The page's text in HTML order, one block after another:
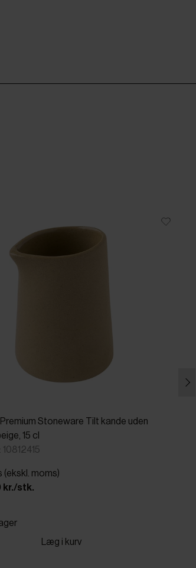
Stoneware Tilt kande uden
15 cl
10812415
(ekskl. moms)
kr./stk.
Læg i kurv